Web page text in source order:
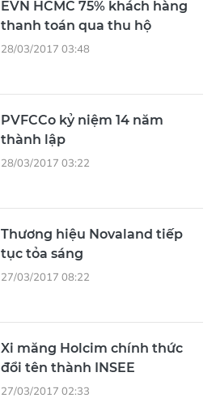
EVN HCMC 75% khách hàng
thanh toán qua thu hộ
28/03/2017 03:48
PVFCCo kỷ niệm 14 năm
thành lập
28/03/2017 03:22
Thương hiệu Novaland tiếp
tục tỏa sáng
27/03/2017 08:22
Xi măng Holcim chính thức
đổi tên thành INSEE
27/03/2017 02:33